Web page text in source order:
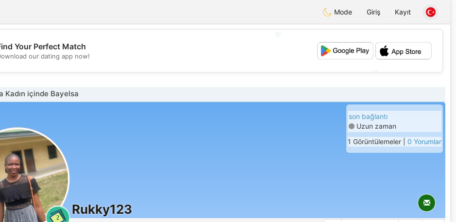
Mode Giriş Kayıt
💖
💕
Your Perfect Match
our dating app now!
Kadın içinde Bayelsa
2
Rukky123
son bağlantı
Uzun zaman
1 Görüntülemeler | 0 Yorumlar